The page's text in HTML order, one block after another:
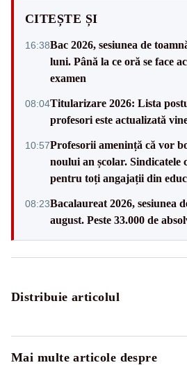
CITEȘTE ȘI
16:38Bac 2026, sesiunea de
luni. Până la ce oră se face
examen
08:04Titularizare 2026: Lista
profesori este actualizată
10:57Profesorii amenință că vor
noului an școlar. Sindicatele
pentru toți angajații din
08:23Bacalaureat 2026, sesiunea
august. Peste 33.000 de
Distribuie articolul
Mai multe articole despre